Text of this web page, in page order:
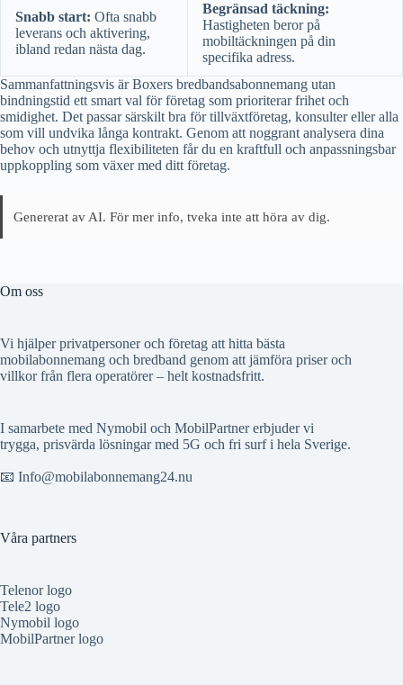
Snabb start: Ofta snabb
leverans och aktivering,
ibland redan nästa dag.
Begränsad täckning:
Hastigheten beror på
mobiltäckningen på din
specifika adress.
Sammanfattningsvis är Boxers bredbandsabonnemang utan
bindningstid ett smart val för företag som prioriterar frihet och
smidighet. Det passar särskilt bra för tillväxtföretag, konsulter eller alla
som vill undvika långa kontrakt. Genom att noggrant analysera dina
behov och utnyttja flexibiliteten får du en kraftfull och anpassningsbar
uppkoppling som växer med ditt företag.
Genererat av AI. För mer info, tveka inte att höra av dig.
Om oss
Vi hjälper privatpersoner och företag att hitta bästa
mobilabonnemang och bredband genom att jämföra priser och
villkor från flera operatörer – helt kostnadsfritt.
I samarbete med Nymobil och MobilPartner erbjuder vi
trygga, prisvärda lösningar med 5G och fri surf i hela Sverige.
📧 Info@mobilabonnemang24.nu
Våra partners
Telenor logo
Tele2 logo
Nymobil logo
MobilPartner logo